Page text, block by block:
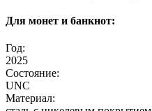
Для монет и банкнот:
Год:
2025
Состояние:
UNC
Материал: